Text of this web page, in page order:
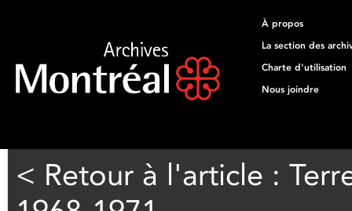
À propos
La section des
Charte d'utilisation
Nous joindre
< Retour à l'article :